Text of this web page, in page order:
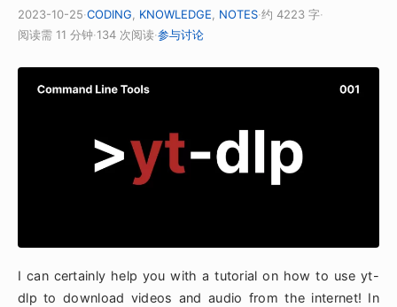
2023-10-25·CODING KNOWLEDGE NOTES·约 4223 字·
阅读需 11 分钟·134 次阅读·参与讨论
I can certainly help you with a tutorial on how to use yt-
dlp to download videos and audio from the internet! In